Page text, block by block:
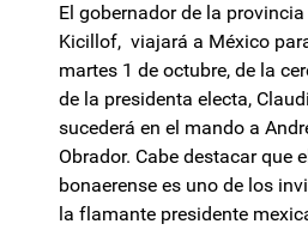
El gobernador de la provincia
Kicillof, viajará a México
martes 1 de octubre, de la
de la presidenta electa,
sucederá en el mando a
Obrador. Cabe destacar que
bonaerense es uno de los
la flamante presidente